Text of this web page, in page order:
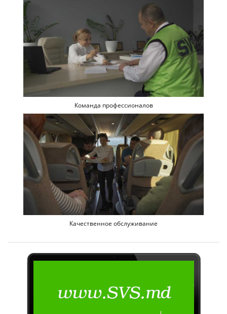
Команда профессионалов
Качественное обслуживание